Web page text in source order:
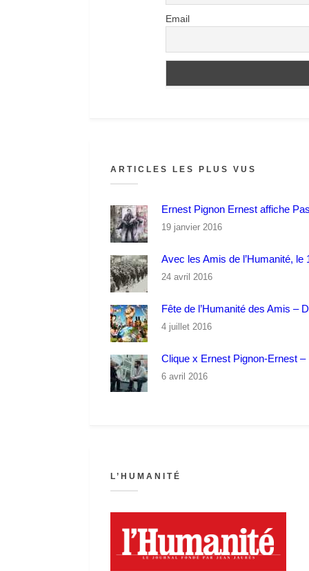
Email
ARTICLES LES PLUS VUS
Ernest Pignon Ernest affiche
19 janvier 2016
Avec les Amis de l’Humanité, le
24 avril 2016
Fête de l’Humanité des Amis –
4 juillet 2016
Clique x Ernest Pignon-Ernest
6 avril 2016
L’HUMANITÉ